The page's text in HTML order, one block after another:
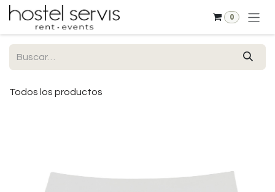
Ir al contenido
0
Todos los productos